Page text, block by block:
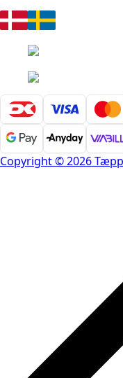
Copyright © 2026